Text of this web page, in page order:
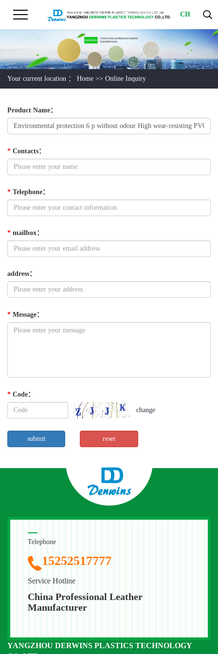
CH
Your current location ： Home >> Online Inquiry
Product Name：
* Contacts：
* Telephone：
* mailbox：
address：
* Message：
* Code：
change
Telephone
15252517777
Service Hotline
China Professional Leather
Manufacturer
YANGZHOU DERWINS PLASTICS TECHNOLOGY